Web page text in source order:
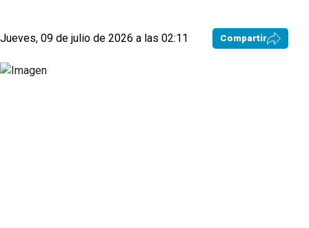
Jueves, 09 de julio de 2026 a las 02:11 Compartir